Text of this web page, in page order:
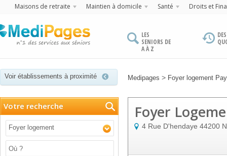
Maisons de retraite Maintien à domicile Santé Droits et
LES
SENIORS DE
A À Z
Voir établissements à proximité Medipages > Foyer logement
Votre recherche
Foyer logement
Foyer
4 Rue D'hendaye 44200